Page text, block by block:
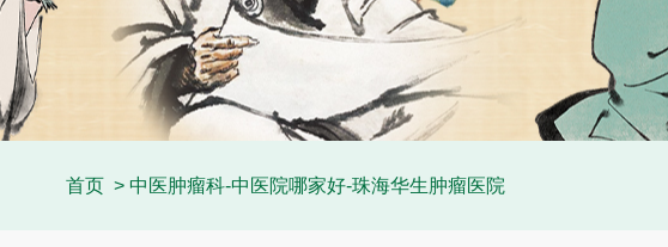
首页 > 中医肿瘤科-中医院哪家好-珠海华生肿瘤医院